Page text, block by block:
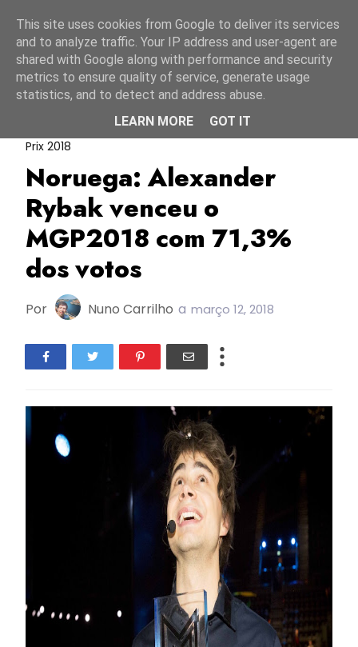
Alexander Rybak ESC2018
Melodi Grand
Prix 2018
Noruega: Alexander
Rybak venceu o
MGP2018 com 71,3%
dos votos
Por Nuno Carrilho a março 12, 2018
This site uses cookies from Google to deliver its services
and to analyze traffic. Your IP address and user-agent are
shared with Google along with performance and security
metrics to ensure quality of service, generate usage
statistics, and to detect and address abuse.
LEARN MORE
GOT IT